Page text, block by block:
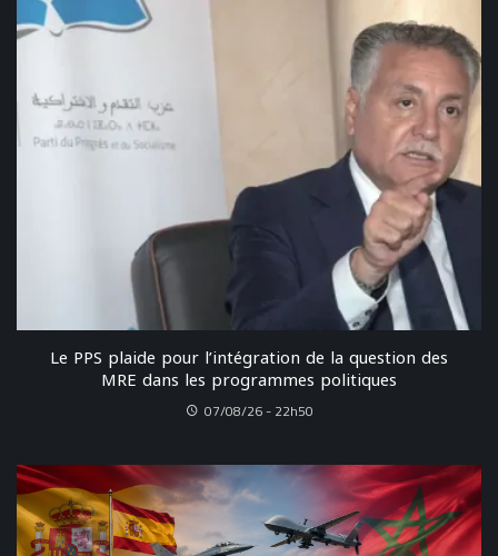
Le PPS plaide pour l’intégration de la question des
MRE dans les programmes politiques
07/08/26 - 22h50